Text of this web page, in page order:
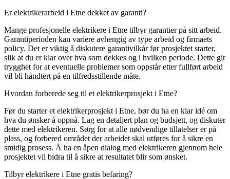
Er elektrikerarbeid i Etne dekket av garanti?
Mange profesjonelle elektrikere i Etne tilbyr garantier på sitt arbeid.
Garantiperioden kan variere avhengig av type arbeid og firmaets
policy. Det er viktig å diskutere garantivilkår før prosjektet starter,
slik at du er klar over hva som dekkes og i hvilken periode. Dette gir
trygghet for at eventuelle problemer som oppstår etter fullført arbeid
vil bli håndtert på en tilfredsstillende måte.
Hvordan forberede seg til et elektrikerprosjekt i Etne?
Før du starter et elektrikerprosjekt i Etne, bør du ha en klar idé om
hva du ønsker å oppnå. Lag en detaljert plan og budsjett, og diskuter
dette med elektrikeren. Sørg for at alle nødvendige tillatelser er på
plass, og forbered området der arbeidet skal utføres for å sikre en
smidig prosess. Å ha en åpen dialog med elektrikeren gjennom hele
prosjektet vil bidra til å sikre at resultatet blir som ønsket.
Tilbyr elektrikere i Etne gratis befaring?